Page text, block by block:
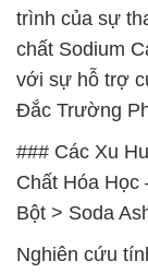
trình của sự
chất Sodium
với sự hỗ trợ
Đắc Trường
### Các Xu
Chất Hóa Học
Bột > Soda
Nghiên cứu